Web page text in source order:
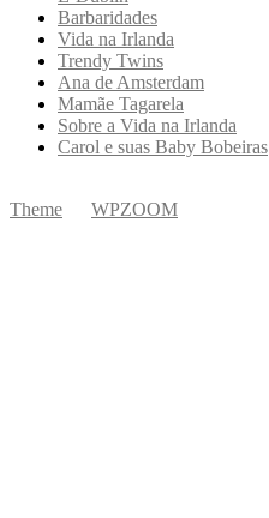
Barbaridades
Vida na Irlanda
Trendy Twins
Ana de Amsterdam
Mamãe Tagarela
Sobre a Vida na Irlanda
Carol e suas Baby Bobeiras
Theme
WPZOOM